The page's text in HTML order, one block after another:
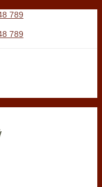
789
789
giỏ hàng.